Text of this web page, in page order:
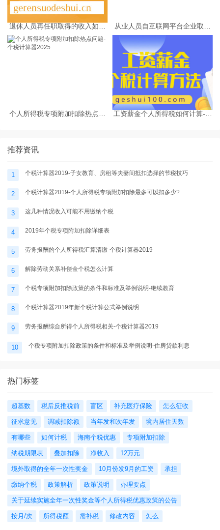
退休人员再任职取得的收入如何
从业人员自互联网平台企业取得
劳务报酬所得的个人所得税预扣
预缴计算方法
个人所得税专项附加扣除热点问
工资薪金个人所得税如何计算-个
推荐资讯
1 个税计算器2019-子女教育、房租等夫妻间抵扣选择的节税技巧
2 个税计算器2019-个人所得税专项附加扣除最多可以扣多少?
3 这几种情况收入可能不用缴纳个税
4 2019年个税专项附加扣除详细表
5 劳务报酬的个人所得税汇算清缴-个税计算器2019
6 解除劳动关系补偿金个税怎么计算
7 个税专项附加扣除政策的条件和标准及举例说明-继续教育
8 个税计算器2019年新个税计算公式举例说明
9 劳务报酬综合所得个人所得税相关-个税计算器2019
10 个税专项附加扣除政策的条件和标准及举例说明-住房贷款利息
热门标签
超基数 税后反推税前 盲区 补充医疗保险 怎么征收
征求意见 调减扣除额 当年发和次年发 境内居住天数
有哪些 如何计税 海南个税优惠 专项附加扣除
纳税期限表 叠加扣除 净收入 12万元
境外取得的全年一次性奖金 10月份发9月的工资 承担
缴纳个税 政策解析 政策说明 办理要点
关于延续实施全年一次性奖金等个人所得税优惠政策的公告
按月/次 所得税额 需补税 修改内容 怎么